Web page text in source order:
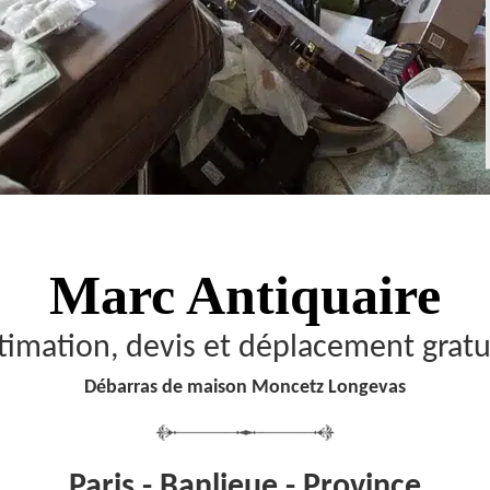
Marc Antiquaire
devis et déplacement
Débarras de maison Moncetz Longevas